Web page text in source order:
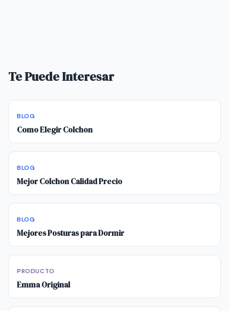
Te Puede Interesar
BLOG
Como Elegir Colchon
BLOG
Mejor Colchon Calidad Precio
BLOG
Mejores Posturas para Dormir
PRODUCTO
Emma Original